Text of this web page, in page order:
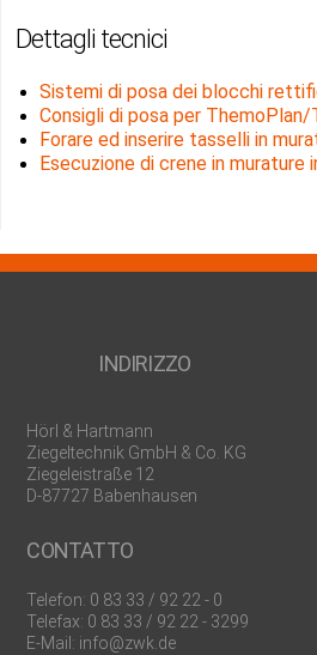
Dettagli tecnici
Sistemi di posa dei blocchi
Consigli di posa per
Forare ed inserire tasselli in
Esecuzione di crene in murature
INDIRIZZO
Hörl & Hartmann
Ziegeltechnik GmbH & Co. KG
Ziegeleistraße 12
D-87727 Babenhausen
CONTATTO
Telefon: 0 83 33 / 92 22 - 0
Telefax: 0 83 33 / 92 22 - 3299
E-Mail: info@zwk.de